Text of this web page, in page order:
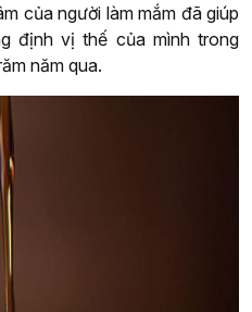
của người làm mắm đã giúp
định vị thế của mình trong
năm qua.